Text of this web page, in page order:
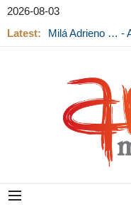
2026-08-03
Latest:
Milá Adrieno … -